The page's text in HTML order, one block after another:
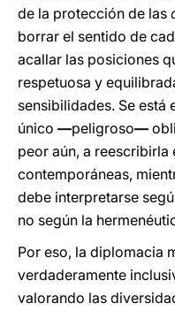
de la protección de las
borrar el sentido de
acallar las posiciones
respetuosa y
sensibilidades. Se está
único —peligroso—
peor aún, a reescribirla
contemporáneas,
debe interpretarse
no según la
Por eso, la diplomacia
verdaderamente
valorando las